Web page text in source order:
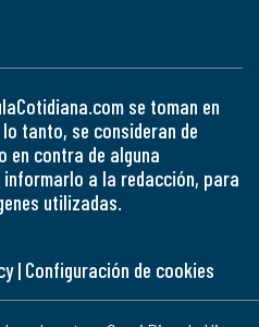
se toman en
tanto, se consideran de
en contra de alguna
a la redacción, para
utilizadas.
| Configuración de cookies